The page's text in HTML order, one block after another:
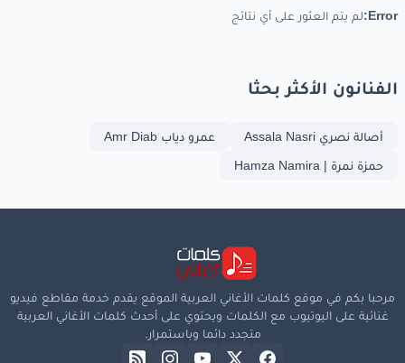
Error: لم يتم العثور على أي نتائج
الفنانون الأكثر بحثا
أصالة نصري Assala Nasri
عمرو دياب Amr Diab
حمزة نمرة | Hamza Namira
مرحبا بكم في موقع كلمات الأغاني العربية الموقع يقدم خدمة مقاطع فيديو
غنائية على اليوتيوب مع الكلمات ويحتوي على أحدث كلمات الأغاني العربية
متجدد دائما وباستمرار.